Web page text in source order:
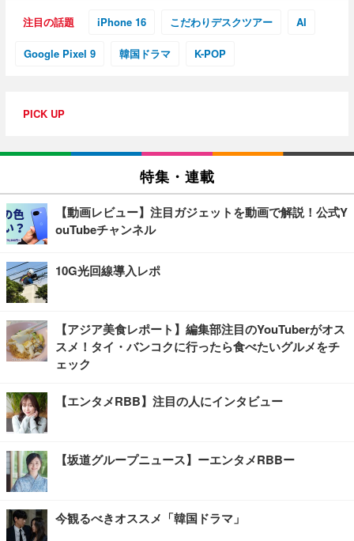
注目の話題 iPhone 16 こだわりデスクツアー AI
Google Pixel 9 韓国ドラマ K-POP
PICK UP
特集・連載
【動画レビュー】注目ガジェットを動画で解説！公式Y
ouTubeチャンネル
10G光回線導入レポ
【アジア美食レポート】編集部注目のYouTuberがオス
スメ！タイ・バンコクに行ったら食べたいグルメをチ
ェック
【エンタメRBB】注目の人にインタビュー
【坂道グループニュース】ーエンタメRBBー
今観るべきオススメ「韓国ドラマ」